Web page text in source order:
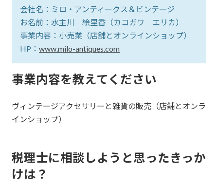
会社名：ミロ・アンティークス＆ビンテージ
お名前：水主川 絵里香（カコガワ エリカ）
事業内容：小売業（店舗とオンラインショップ）
HP： www.milo-antiques.com
事業内容を教えてください
ヴィンテージアクセサリーと雑貨の販売（店舗とオンラ
インショップ）
税理士に相談しようと思ったきっか
けは？